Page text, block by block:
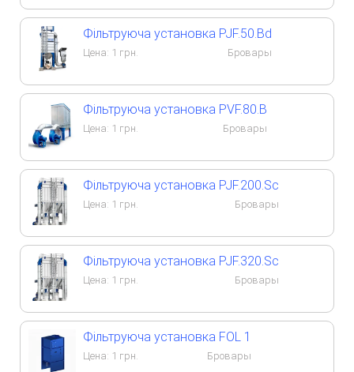
Фільтруюча установка PJF.50.Bd
Цена: 1 грн. Бровары
Фільтруюча установка PVF.80.B
Цена: 1 грн. Бровары
Фільтруюча установка PJF.200.Sc
Цена: 1 грн. Бровары
Фільтруюча установка PJF.320.Sc
Цена: 1 грн. Бровары
Фільтруюча установка FOL 1
Цена: 1 грн. Бровары